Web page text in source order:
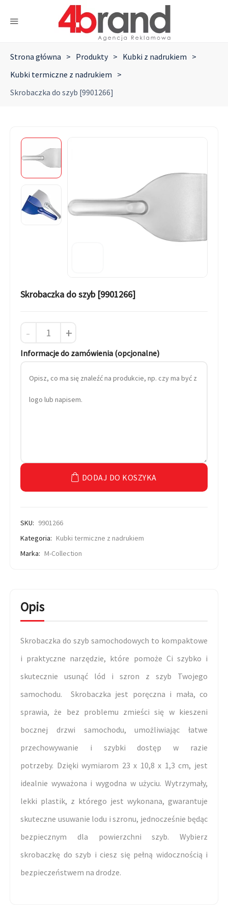
Strona główna > Produkty > Kubki z nadrukiem >
Kubki termiczne z nadrukiem >
Skrobaczka do szyb [9901266]
Skrobaczka do szyb [9901266]
- +
Informacje do zamówienia (opcjonalne)
DODAJ DO KOSZYKA
SKU: 9901266
Kategoria: Kubki termiczne z nadrukiem
Marka: M-Collection
Opis
Skrobaczka do szyb samochodowych to kompaktowe
i praktyczne narzędzie, które pomoże Ci szybko i
skutecznie usunąć lód i szron z szyb Twojego
samochodu. Skrobaczka jest poręczna i mała, co
sprawia, że bez problemu zmieści się w kieszeni
bocznej drzwi samochodu, umożliwiając łatwe
przechowywanie i szybki dostęp w razie
potrzeby. Dzięki wymiarom 23 x 10,8 x 1,3 cm, jest
idealnie wyważona i wygodna w użyciu. Wytrzymały,
lekki plastik, z którego jest wykonana, gwarantuje
skuteczne usuwanie lodu i szronu, jednocześnie będąc
bezpiecznym dla powierzchni szyb. Wybierz
skrobaczkę do szyb i ciesz się pełną widocznością i
bezpieczeństwem na drodze.